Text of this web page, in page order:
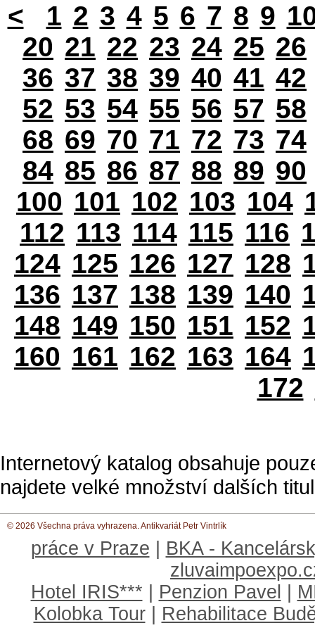
< 1 2 3 4 5 6 7 8 9
20 21 22 23 24 25 26
36 37 38 39 40 41 42
52 53 54 55 56 57 58
68 69 70 71 72 73 74
84 85 86 87 88 89 90
100 101 102 103 104
112 113 114 115 116
124 125 126 127 128
136 137 138 139 140
148 149 150 151 152
160 161 162 163 164
172
Internetový katalog obsahuje
najdete velké množství dalších
© 2026 Všechna práva vyhrazena. Antikvariát Petr Vintrlík
práce v Praze
BKA -
Hotel IRIS***
Penzion Pavel
Kolobka Tour
Rehabilitace